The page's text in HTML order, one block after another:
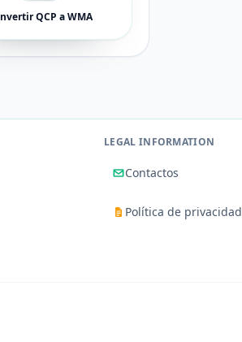
QCP a WMA
LEGAL INFORMATION
Contactos
Política de privacidad